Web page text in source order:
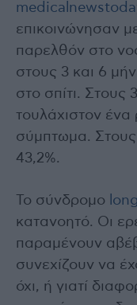
επικοινώνησαν
παρελθόν στο
στους 3 και 6
στο σπίτι. Στους
τουλάχιστον ένα
σύμπτωμα.
43,2%.
Το σύνδρομο
κατανοητό. Οι
παραμένουν
συνεχίζουν να
όχι, ή γιατί